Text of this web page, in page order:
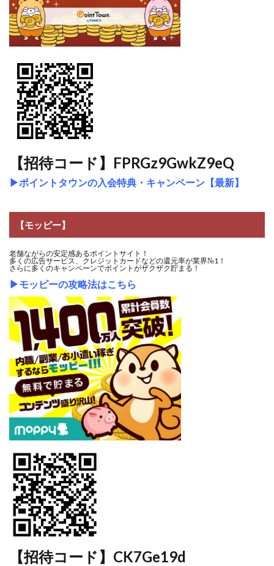
【招待コード】FPRGz9GwkZ9eQ
▶ポイントタウンの入会特典・キャンペーン【最新】
【モッピー】
老舗ながらの安定感あるポイントサイト！
多くの広告サービス、クレジットカードなどの還元率が業界№1！
さらに多くのキャンペーンでポイントがザクザク貯まる！
▶モッピーの攻略法はこちら
【招待コード】CK7Ge19d